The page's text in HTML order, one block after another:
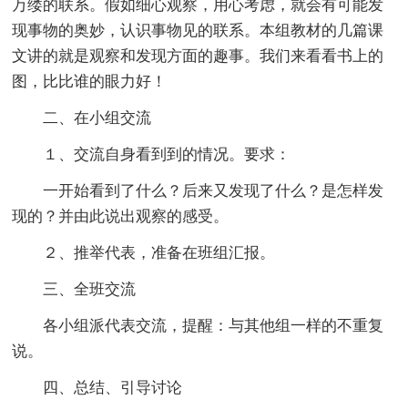
万缕的联系。假如细心观察，用心考虑，就会有可能发
现事物的奥妙，认识事物见的联系。本组教材的几篇课
文讲的就是观察和发现方面的趣事。我们来看看书上的
图，比比谁的眼力好！
二、在小组交流
１、交流自身看到到的情况。要求：
一开始看到了什么？后来又发现了什么？是怎样发
现的？并由此说出观察的感受。
２、推举代表，准备在班组汇报。
三、全班交流
各小组派代表交流，提醒：与其他组一样的不重复
说。
四、总结、引导讨论